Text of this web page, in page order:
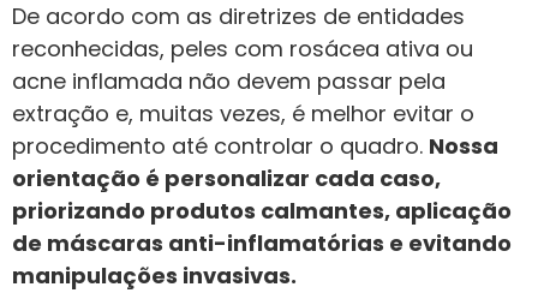
De acordo com as diretrizes de entidades
reconhecidas, peles com rosácea ativa ou
acne inflamada não devem passar pela
extração e, muitas vezes, é melhor evitar o
procedimento até controlar o quadro. Nossa
orientação é personalizar cada caso,
priorizando produtos calmantes, aplicação
de máscaras anti-inflamatórias e evitando
manipulações invasivas.